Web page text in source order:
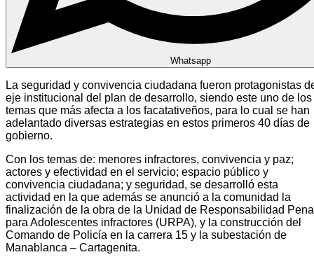
Whatsapp
La seguridad y convivencia ciudadana fueron protagonistas
eje institucional del plan de desarrollo, siendo este uno de los
temas que más afecta a los facatativeños, para lo cual se han
adelantado diversas estrategias en estos primeros 40 días de
gobierno.
Con los temas de: menores infractores, convivencia y paz;
actores y efectividad en el servicio; espacio público y
convivencia ciudadana; y seguridad, se desarrolló esta
actividad en la que además se anunció a la comunidad la
finalización de la obra de la Unidad de Responsabilidad
para Adolescentes infractores (URPA), y la construcción del
Comando de Policía en la carrera 15 y la subestación de
Manablanca – Cartagenita.